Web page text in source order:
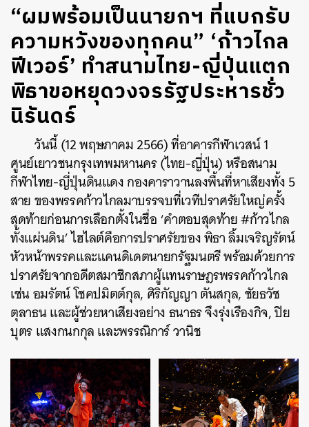
“ผมพร้อมเป็นนายกฯ ที่แบกรับ
ความหวังของทุกคน” ‘ก้าวไกล
ฟีเวอร์’ ทำสนามไทย-ญี่ปุ่นแตก
พิธาขอหยุดวงจรรัฐประหารชั่ว
นิรันดร์
วันนี้ (12 พฤษภาคม 2566) ที่อาคารกีฬาเวสน์ 1
ศูนย์เยาวชนกรุงเทพมหานคร (ไทย-ญี่ปุ่น) หรือสนาม
กีฬาไทย-ญี่ปุ่นดินแดง กองคาราวานลงพื้นที่หาเสียงทั้ง 5
สาย ของพรรคก้าวไกลมาบรรจบที่เวทีปราศรัยใหญ่ครั้ง
สุดท้ายก่อนการเลือกตั้งในชื่อ ‘คำตอบสุดท้าย #ก้าวไกล
ทั้งแผ่นดิน’ ไฮไลต์คือการปราศรัยของ พิธา ลิ้มเจริญรัตน์
หัวหน้าพรรคและแคนดิเดตนายกรัฐมนตรี พร้อมด้วยการ
ปราศรัยจากอดีตสมาชิกสภาผู้แทนราษฎรพรรคก้าวไกล
เช่น อมรัตน์ โชคปมิตต์กุล, ศิริกัญญา ตันสกุล, ชัยธวัช
ตุลาธน และผู้ช่วยหาเสียงอย่าง ธนาธร จึงรุ่งเรืองกิจ, ปิย
บุตร แสงกนกกุล และพรรณิการ์ วานิช